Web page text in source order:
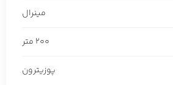
مینرال
200 متر
پوزیترون